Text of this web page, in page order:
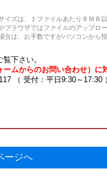
ズは、１ファイルあたり８ＭＢ
ラウザではファイルのアップロ
は、お手数ですがパソコンから投
覧下さい。
ムからのお問い合わせ）に
（ 受付：平日9:30～17:30
ージへ